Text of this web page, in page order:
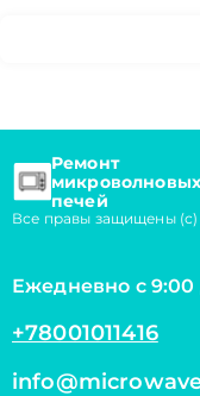
Ремонт
микроволновых
печей
Все правы защищены (с)
Ежедневно с 9:00
+78001011416